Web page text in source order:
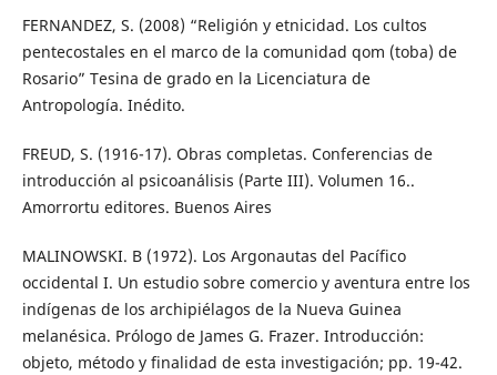
FERNANDEZ, S. (2008) “Religión y etnicidad. Los cultos
pentecostales en el marco de la comunidad qom (toba) de
Rosario” Tesina de grado en la Licenciatura de
Antropología. Inédito.
FREUD, S. (1916-17). Obras completas. Conferencias de
introducción al psicoanálisis (Parte III). Volumen 16..
Amorrortu editores. Buenos Aires
MALINOWSKI. B (1972). Los Argonautas del Pacífico
occidental I. Un estudio sobre comercio y aventura entre los
indígenas de los archipiélagos de la Nueva Guinea
melanésica. Prólogo de James G. Frazer. Introducción:
objeto, método y finalidad de esta investigación; pp. 19-42.